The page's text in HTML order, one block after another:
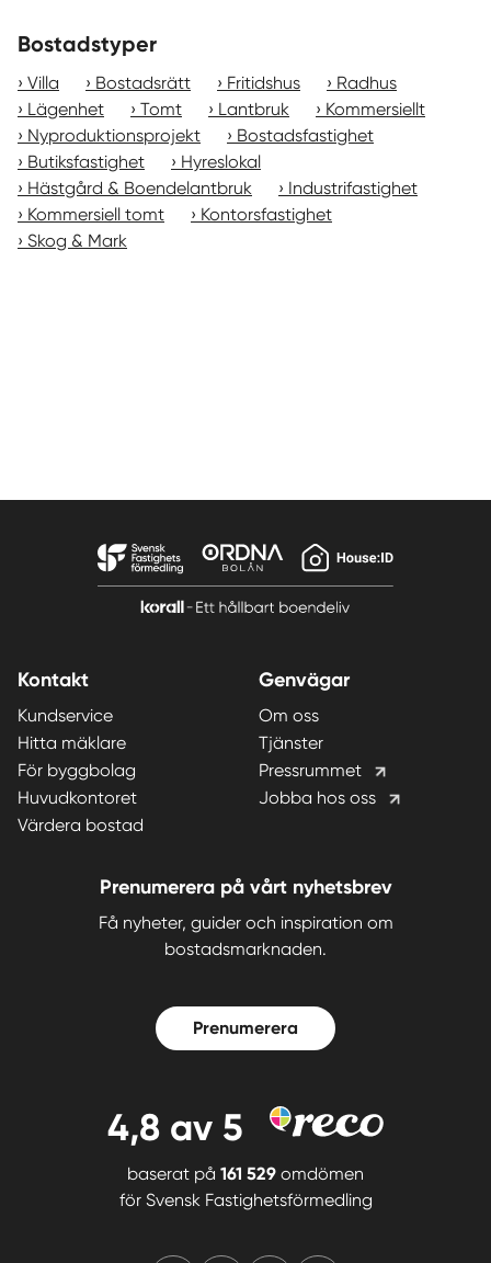
Bostadstyper
Villa Bostadsrätt Fritidshus
Radhus
Lägenhet
Tomt Lantbruk
Kommersiellt
Nyproduktionsprojekt
Bostadsfastighet
Butiksfastighet
Hyreslokal
Hästgård & Boendelantbruk
Industrifastighet
Kommersiell tomt
Kontorsfastighet
Skog & Mark
Kontakt
Kundservice
Hitta mäklare
För byggbolag
Huvudkontoret
Värdera bostad
Genvägar
Om oss
Tjänster
Pressrummet
Jobba hos oss
Prenumerera på vårt nyhetsbrev
Få nyheter, guider och inspiration om
bostadsmarknaden.
Prenumerera
4,8 av 5
baserat på 161 529 omdömen
för Svensk Fastighetsförmedling